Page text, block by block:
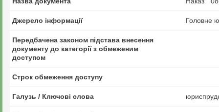
Джерело інформації Головне
Передбачена законом підстава внесення
документу до категорії з обмеженим
доступом
Строк обмеження доступу
Галузь / Ключові слова